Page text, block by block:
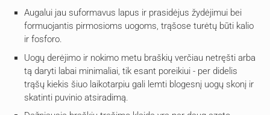
Augalui jau suformavus lapus ir prasidėjus žydėjimui bei
formuojantis pirmosioms uogoms, trąšose turėtų būti kalio
ir fosforo.
Uogų derėjimo ir nokimo metu braškių verčiau netręšti arba
tą daryti labai minimaliai, tik esant poreikiui - per didelis
trąšų kiekis šiuo laikotarpiu gali lemti blogesnį uogų skonį ir
skatinti puvinio atsiradimą.